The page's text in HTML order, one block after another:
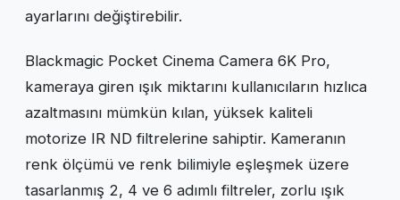
ayarlarını değiştirebilir.
Blackmagic Pocket Cinema Camera 6K Pro,
kameraya giren ışık miktarını kullanıcıların hızlıca
azaltmasını mümkün kılan, yüksek kaliteli
motorize IR ND filtrelerine sahiptir. Kameranın
renk ölçümü ve renk bilimiyle eşleşmek üzere
tasarlanmış 2, 4 ve 6 adımlı filtreler, zorlu ışık